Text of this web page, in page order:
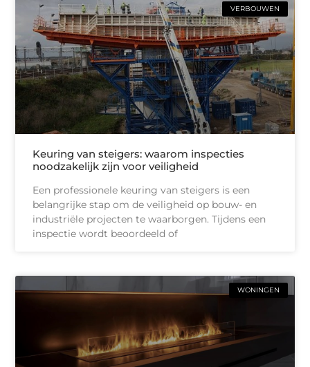
VERBOUWEN
Keuring van steigers: waarom inspecties
noodzakelijk zijn voor veiligheid
Een professionele keuring van steigers is een
belangrijke stap om de veiligheid op bouw- en
industriële projecten te waarborgen. Tijdens een
inspectie wordt beoordeeld of
WONINGEN